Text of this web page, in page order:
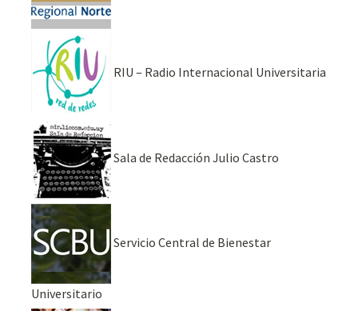
RIU – Radio Internacional Universitaria
Sala de Redacción Julio Castro
Servicio Central de Bienestar
Universitario